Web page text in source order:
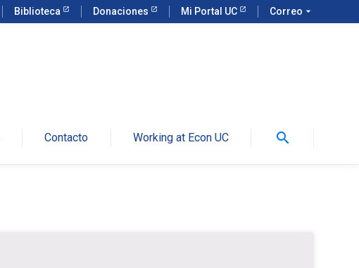
Biblioteca Donaciones Mi Portal UC Correo arrow_drop_down
Contacto Working at Econ UC search